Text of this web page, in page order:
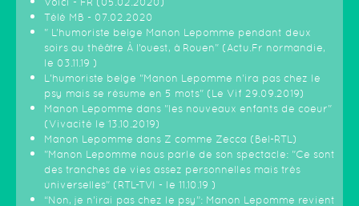
Télé MB - 07.02.2020
" L’humoriste belge Manon Lepomme pendant deux
soirs au théâtre À l’ouest, à Rouen" (Actu.Fr normandie,
le 03.11.19 )
L'humoriste belge "Manon Lepomme n'ira pas chez le
psy mais se résume en 5 mots" (Le Vif 29.09.2019)
Manon Lepomme dans "les nouveaux enfants de coeur"
(Vivacité le 13.10.2019)
Manon Lepomme dans Z comme Zecca (Bel-RTL)
"Manon Lepomme nous parle de son spectacle: "Ce sont
des tranches de vies assez personnelles mais très
universelles" (RTL-TVI - le 11.10.19 )
“Non, je n’irai pas chez le psy”: Manon Lepomme revient